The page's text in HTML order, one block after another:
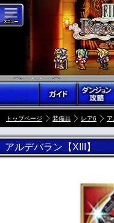
トップページ 装備品 レア6 ア
アルデバラン【XIII】